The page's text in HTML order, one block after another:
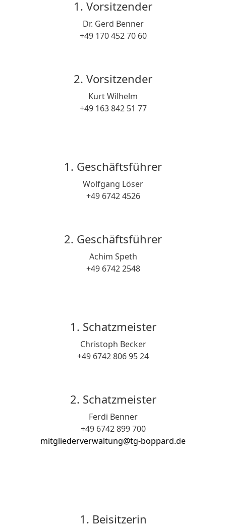
1. Vorsitzender
Dr. Gerd Benner
+49 170 452 70 60
2. Vorsitzender
Kurt Wilhelm
+49 163 842 51 77
1. Geschäftsführer
Wolfgang Löser
+49 6742 4526
2. Geschäftsführer
Achim Speth
+49 6742 2548
1. Schatzmeister
Christoph Becker
+49 6742 806 95 24
2. Schatzmeister
Ferdi Benner
+49 6742 899 700
mitgliederverwaltung@tg-boppard.de
1. Beisitzerin